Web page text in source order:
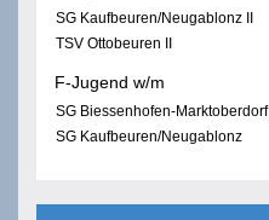
SG Kaufbeuren/Neugablonz II
TSV Ottobeuren II
F-Jugend w/m
SG Biessenhofen-Marktoberdorf
SG Kaufbeuren/Neugablonz